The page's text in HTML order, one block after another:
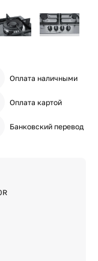
Оплата наличными
Оплата картой
Банковский перевод